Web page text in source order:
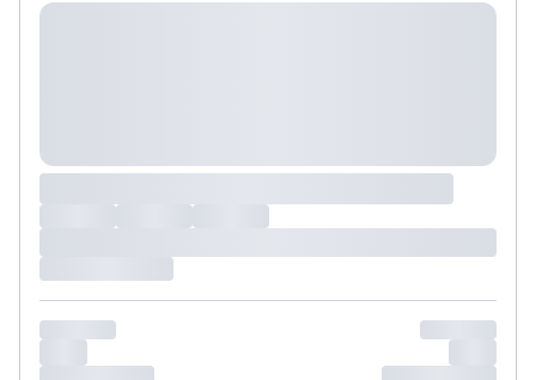
maksymalny limit dla 1 pokoju.